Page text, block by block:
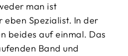
man ist
eben Spezialist. In der
beides auf einmal. Das
Band und